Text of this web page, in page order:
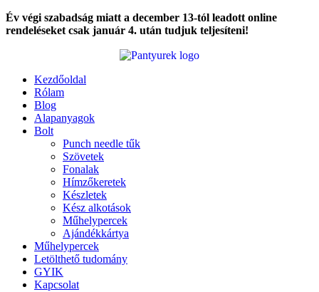
Ugrás
a
Év végi szabadság miatt a december 13-tól leadott online
rendeléseket csak január 4. után tudjuk teljesíteni!
Kezdőoldal
Rólam
Blog
Alapanyagok
Bolt
Punch needle tűk
Szövetek
Fonalak
Hímzőkeretek
Készletek
Kész alkotások
Műhelypercek
Ajándékkártya
Műhelypercek
Letölthető tudomány
GYIK
Kapcsolat